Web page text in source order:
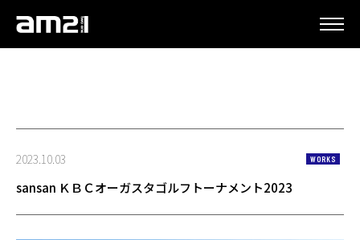
2023.10.03 WORKS
sansan ＫＢＣオーガスタゴルフトーナメント2023